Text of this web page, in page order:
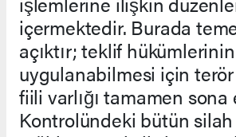
içermektedir. Burada
açıktır; teklif hükümlerinin
uygulanabilmesi için
fiili varlığı tamamen sona
Kontrolündeki bütün